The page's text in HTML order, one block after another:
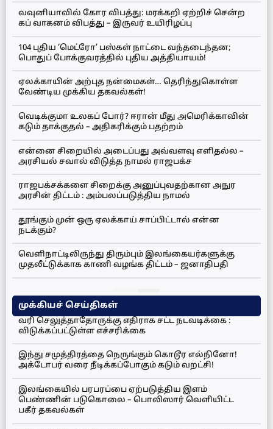
வவுனியாவில் கோர விபத்து: மரக்கறி ஏற்றிச் சென்ற
கப் வாகனம் விபத்து – இருவர் உயிரிழப்பு
104 புதிய ‘மெட்ரோ’ பஸ்கள் நாட்டை வந்தடைந்தன;
பொதுப் போக்குவரத்தில் புதிய அத்தியாயம்!
ஏலக்காயின் அற்புத நன்மைகள்… தெரிந்துகொள்ள
வேண்டிய முக்கிய தகவல்கள்!
வெடிக்குமா உலகப் போர்? ஈரான் மீது அமெரிக்காவின்
கடும் தாக்குதல் – அதிகரிக்கும் பதற்றம்
என்னை சிறையில் அடைப்பது அவ்வளவு எளிதல்ல –
அரசியல் சவால் விடுத்த நாமல் ராஜபக்ச
ராஜபக்சக்களை சிறைக்கு அனுப்புவதற்கான அநுர
அரசின் திட்டம் : அம்பலப்படுத்திய நாமல்
தூங்கும் முன் ஒரு ஏலக்காய் சாப்பிட்டால் என்ன
நடக்கும்?
வெளிநாட்டிலிருந்து திரும்பும் இலங்கையர்களுக்கு
முதலீட்டுக்காக காணி வழங்க திட்டம் – ஜனாதிபதி
முக்கியச் செய்திகள்
வரி செலுத்தாதோருக்கு எதிராக சட்ட நடவடிக்கை :
விடுக்கப்பட்டுள்ள எச்சரிக்கை
இந்து சமுத்திரத்தை நெருங்கும் கொடூர எல்நினோ!
அக்டோபர் வரை நீடிக்கப்போகும் கடும் வறட்சி!
இலங்கையில் பரபரப்பை ஏற்படுத்திய இளம்
பெண்ணின் படுகொலை – பொலிஸார் வெளியிட்ட
பகீர் தகவல்கள்